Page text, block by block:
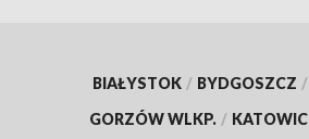
BIAŁYSTOK / BYDGOSZCZ /
GORZÓW WLKP. /